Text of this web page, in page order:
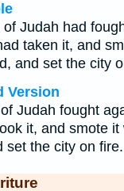
Judah had
taken it, and
and set the city
Version
Judah fought
it, and smote it
set the city on fire.